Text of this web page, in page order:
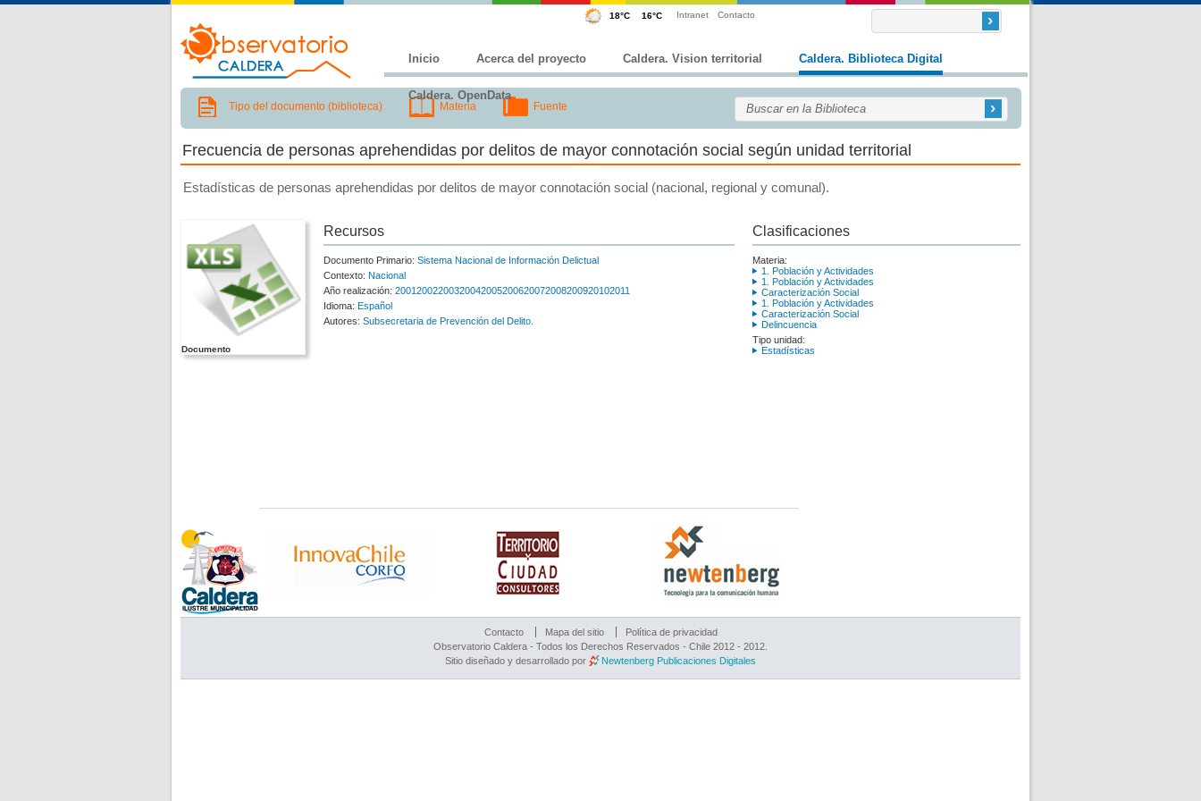
Intranet Contacto
Inicio Acerca del proyecto Caldera. Vision territorial Caldera. Biblioteca Digital
Caldera. OpenData
Tipo del documento (biblioteca) Materia Fuente
Frecuencia de personas aprehendidas por delitos de mayor connotación social según unidad territorial
Estadísticas de personas aprehendidas por delitos de mayor connotación social (nacional, regional y comunal).
Documento
Recursos
Documento Primario: Sistema Nacional de Información Delictual
Contexto: Nacional
Año realización: 20012002200320042005200620072008200920102011
Idioma: Español
Autores: Subsecretaria de Prevención del Delito.
Clasificaciones
Materia:
1. Población y Actividades
1. Población y Actividades
Caracterización Social
1. Población y Actividades
Caracterización Social
Delincuencia
Tipo unidad:
Estadísticas
Contacto Mapa del sitio
Política de privacidad
Observatorio Caldera - Todos los Derechos Reservados - Chile 2012 - 2012.
Sitio diseñado y desarrollado por
Newtenberg Publicaciones Digitales